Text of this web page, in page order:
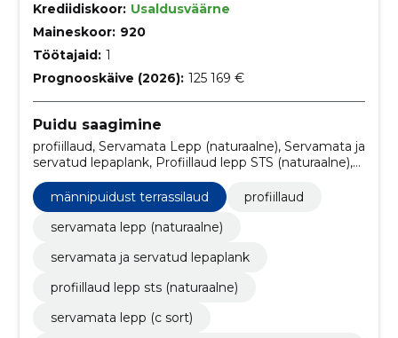
Krediidiskoor: Usaldusväärne
Maineskoor: 920
Töötajaid: 1
Prognooskäive (2026): 125 169 €
Puidu saagimine
profiillaud, Servamata Lepp (naturaalne), Servamata ja
servatud lepaplank, Profiillaud lepp STS (naturaalne),
Servamata lepp (C sort), Lavamoodulid ja lavalaud
servamata ja termotöödeldud puidust,
Termotöödeldud puit (Mänd, Kuusk, Abachi).
Terrassilaud, voodrilaud jne., Servamata kask,
männipuidust terrassilaud
profiillaud
servamata lepp (naturaalne)
servamata ja servatud lepaplank
profiillaud lepp sts (naturaalne)
servamata lepp (c sort)